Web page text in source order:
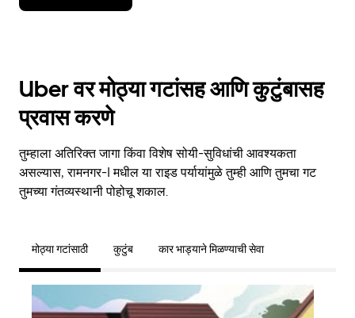
Uber वर मोठ्या गटांसह आणि कुटुंबासह
प्रवास करणे
तुम्हाला अतिरिक्त जागा किंवा विशेष सोयी-सुविधांची आवश्यकता
असल्यास, रामनगर-I मधील या राइड पर्यायांमुळे तुम्ही आणि तुमचा गट
तुमच्या गंतव्यस्थानी पोहोचू शकाल.
मोठ्या गटांसाठी कुटुंब कार भाड्याने मिळण्याची सेवा